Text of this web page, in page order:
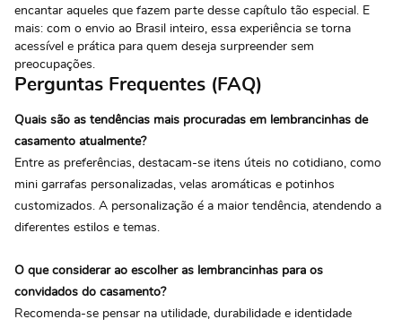
encantar aqueles que fazem parte desse capítulo tão especial. E
mais: com o envio ao Brasil inteiro, essa experiência se torna
acessível e prática para quem deseja surpreender sem
preocupações.
Perguntas Frequentes (FAQ)
Quais são as tendências mais procuradas em lembrancinhas de
casamento atualmente?
Entre as preferências, destacam-se itens úteis no cotidiano, como
mini garrafas personalizadas, velas aromáticas e potinhos
customizados. A personalização é a maior tendência, atendendo a
diferentes estilos e temas.
O que considerar ao escolher as lembrancinhas para os
convidados do casamento?
Recomenda-se pensar na utilidade, durabilidade e identidade